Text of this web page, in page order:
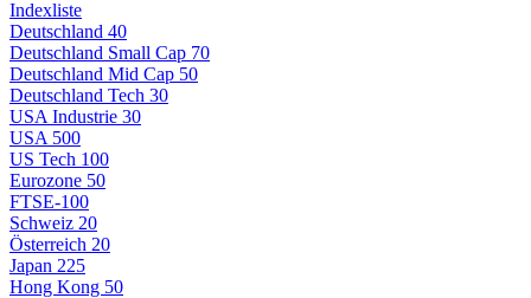
Indexliste
Deutschland 40
Deutschland Small Cap 70
Deutschland Mid Cap 50
Deutschland Tech 30
USA Industrie 30
USA 500
US Tech 100
Eurozone 50
FTSE-100
Schweiz 20
Österreich 20
Japan 225
Hong Kong 50